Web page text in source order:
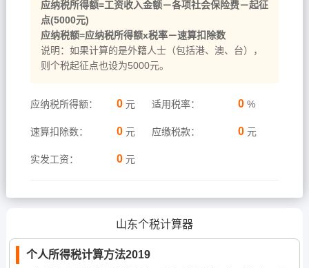
应纳税所得额=工资收入金额－各项社会保险费－起征
点(5000元)
应纳税额=应纳税所得额x税率－速算扣除数
说明：如果计算的是外籍人士（包括港、澳、台），
则个税起征点也设为5000元。
应纳税所得额： 0元 适用税率： 0 %
速算扣除数： 0元 应缴税款： 0 元
实发工资： 0元
山东个税计算器
个人所得税计算方法2019